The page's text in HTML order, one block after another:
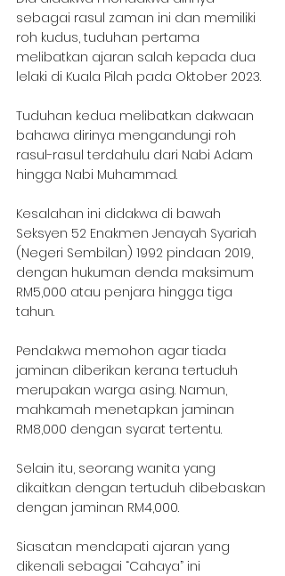
sebagai rasul zaman ini dan memiliki
roh kudus, tuduhan pertama
melibatkan ajaran salah kepada dua
lelaki di Kuala Pilah pada Oktober 2023.
Tuduhan kedua melibatkan dakwaan
bahawa dirinya mengandungi roh
rasul-rasul terdahulu dari Nabi Adam
hingga Nabi Muhammad.
Kesalahan ini didakwa di bawah
Seksyen 52 Enakmen Jenayah Syariah
(Negeri Sembilan) 1992 pindaan 2019,
dengan hukuman denda maksimum
RM5,000 atau penjara hingga tiga
tahun.
Pendakwa memohon agar tiada
jaminan diberikan kerana tertuduh
merupakan warga asing. Namun,
mahkamah menetapkan jaminan
RM8,000 dengan syarat tertentu.
Selain itu, seorang wanita yang
dikaitkan dengan tertuduh dibebaskan
dengan jaminan RM4,000.
Siasatan mendapati ajaran yang
dikenali sebagai “Cahaya” ini